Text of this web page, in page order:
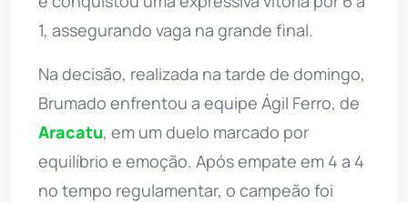
1, assegurando vaga na grande final.
Na decisão, realizada na tarde de domingo,
Brumado enfrentou a equipe Ágil Ferro, de
Aracatu, em um duelo marcado por
equilíbrio e emoção. Após empate em 4 a 4
no tempo regulamentar, o campeão foi